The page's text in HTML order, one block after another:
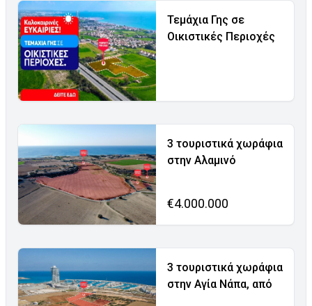
Τεμάχια Γης σε
Οικιστικές Περιοχές
3 τουριστικά χωράφια
στην Αλαμινό
€4.000.000
3 τουριστικά χωράφια
στην Αγία Νάπα, από